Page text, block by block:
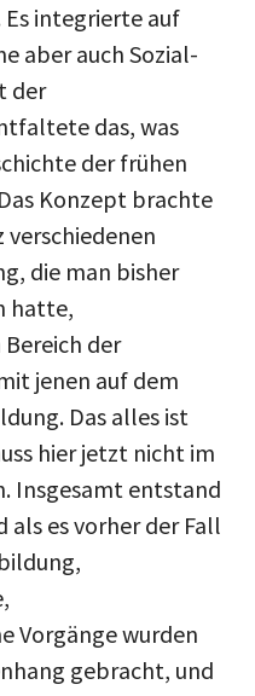
integrierte auf
aber auch Sozial-
der
das, was
der frühen
Konzept brachte
verschiedenen
die man bisher
hatte,
der
jenen auf dem
Das alles ist
hier jetzt nicht im
Insgesamt entstand
es vorher der Fall
Vorgänge wurden
gebracht, und